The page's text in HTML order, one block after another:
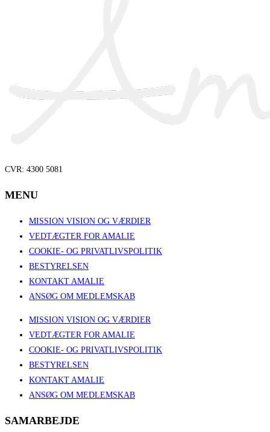
CVR: 4300 5081
MENU
MISSION VISION OG VÆRDIER
VEDTÆGTER FOR AMALIE
COOKIE- OG PRIVATLIVSPOLITIK
BESTYRELSEN
KONTAKT AMALIE
ANSØG OM MEDLEMSKAB
MISSION VISION OG VÆRDIER
VEDTÆGTER FOR AMALIE
COOKIE- OG PRIVATLIVSPOLITIK
BESTYRELSEN
KONTAKT AMALIE
ANSØG OM MEDLEMSKAB
SAMARBEJDE